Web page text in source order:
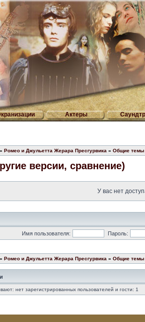
Актеры
» Ромео и Джульетта Жерара Пресгурвика » Общие темы
версии, сравнение)
У вас нет
Имя пользователя: Пароль:
» Ромео и Джульетта Жерара Пресгурвика » Общие темы
нет зарегистрированных пользователей и гости: 1